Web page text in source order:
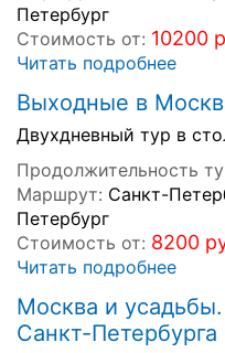
Петербург
Стоимость от: 10200
Читать подробнее
Выходные в
Двухдневный тур в
Продолжительность
Маршрут: Санкт-
Петербург
Стоимость от: 8200
Читать подробнее
Москва и
Санкт-